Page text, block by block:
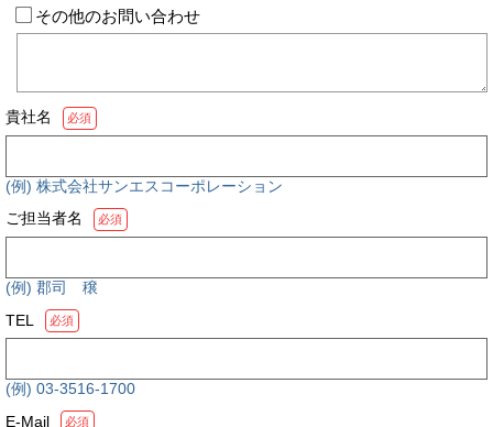
その他のお問い合わせ
貴社名 必須
(例) 株式会社サンエスコーポレーション
ご担当者名
必須
(例) 郡司 穣
TEL
必須
(例) 03-3516-1700
E-Mail
必須